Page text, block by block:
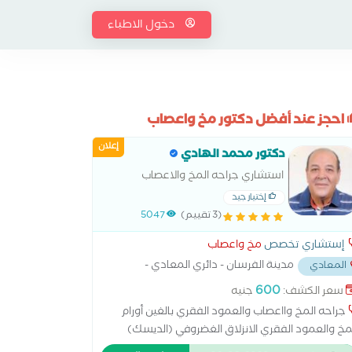
دخول الاطباء
احجز عند أفضل دكتور مخ واعصاب
إعلان دكتور محمد الهادي
استشاري جراحه المخ والاعصاب
والعمود الفقري
إختيار جيد
(3 تقييم) 5047
إستشاري تخصص مخ واعصاب
المعادي
مدينة الفرسان - دائري المعادي -
رينج رود...
سعر الكشف:600 جنيه
جراحه المخ وااعصاب والعمود الفقري بالغين أورام
والعمود الفقري الانزلاق الغضروفي (الديسك)